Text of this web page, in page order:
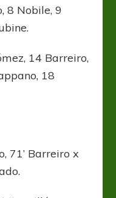
8 Nobile, 9
14 Barreiro,
18
71’ Barreiro x